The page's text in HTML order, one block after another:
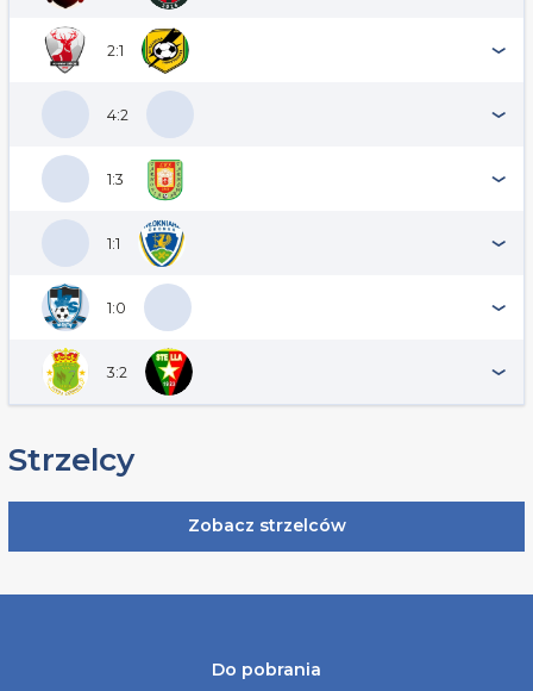
2:1
4:2
1:3
1:1
1:0
3:2
Strzelcy
Zobacz strzelców
Do pobrania